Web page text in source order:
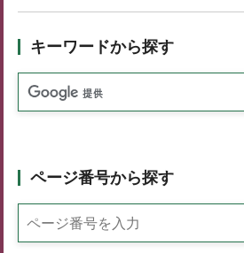
キーワードから探す
ページ番号から探す